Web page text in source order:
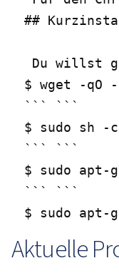
##
Du willst
$ wget -
``` ```
$ sudo sh
``` ```
$ sudo apt-
``` ```
$ sudo
Aktuelle